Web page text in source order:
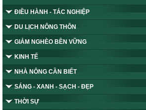
ĐIỀU HÀNH - TÁC NGHIỆP
DU LỊCH NÔNG THÔN
GIẢM NGHÈO BỀN VỮNG
KINH TẾ
NHÀ NÔNG CẦN BIẾT
SÁNG - XANH - SẠCH - ĐẸP
THỜI SỰ